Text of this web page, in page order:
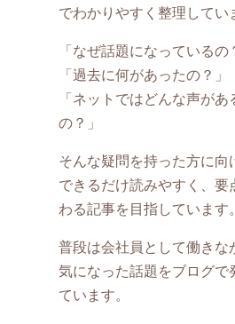
でわかりやすく整理してい
「なぜ話題になっているの
「過去に何があったの？」
「ネットではどんな声があ
の？」
そんな疑問を持った方に向
できるだけ読みやすく、要
わる記事を目指しています。
普段は会社員として働きな
気になった話題をブログで
ています。